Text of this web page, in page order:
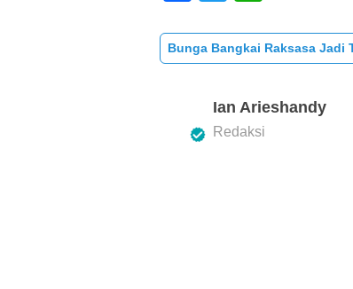
c
e
o
tt
er
at
s
A
p
Bunga Bangkai Raksasa Jadi
Ian Arieshandy
Redaksi